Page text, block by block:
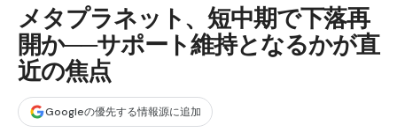
メタプラネット、短中期で下落再
開か──サポート維持となるかが直
近の焦点
Googleの優先する情報源に追加